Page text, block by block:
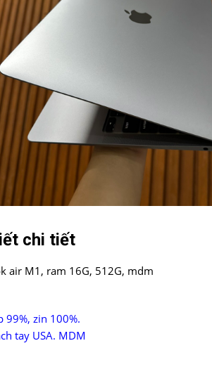
chi tiết
air M1, ram 16G, 512G, mdm
99%, zin 100%.
tay USA. MDM